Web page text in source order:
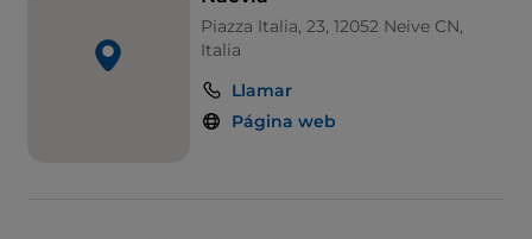
Piazza Italia, 23, 12052 Neive CN,
Italia
Llamar
Página web